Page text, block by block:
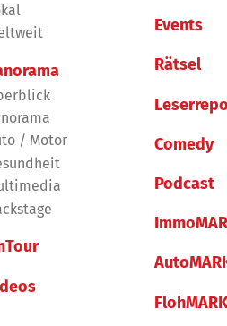
/ Motor
Events
Rätsel
Comedy
Podcast